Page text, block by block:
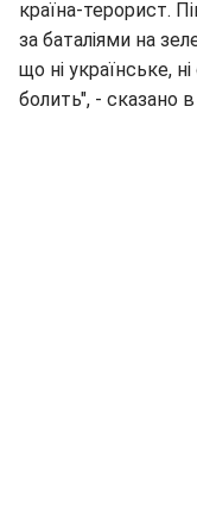
країна-терорист.
за баталіями на
що ні українське,
болить", - сказано в